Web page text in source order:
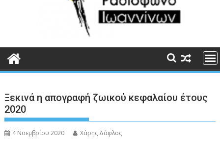
Ξεκινά η απογραφή ζωικού κεφαλαίου έτους
2020
4 Νοεμβρίου 2020 Χάρης Δάφλος